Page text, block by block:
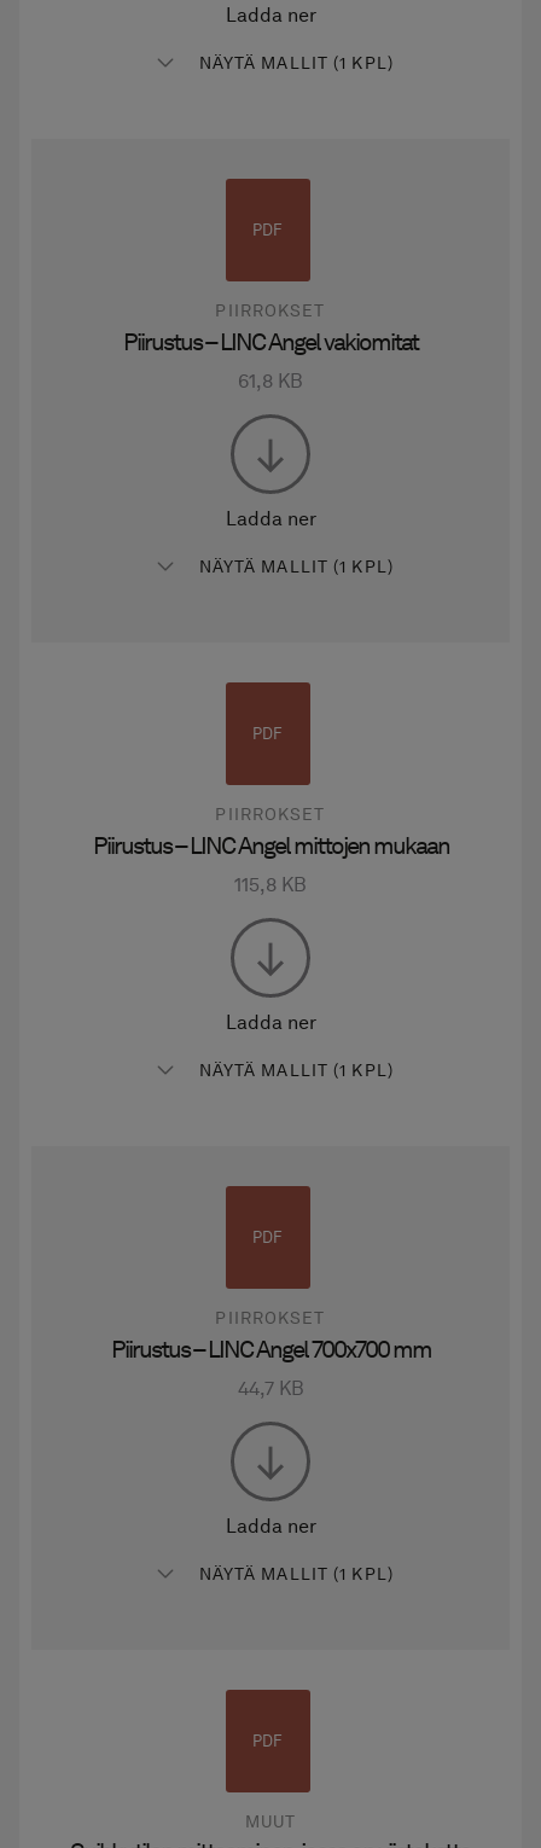
Ladda ner
NÄYTÄ MALLIT (1 KPL)
PDF
PIIRROKSET
Piirustus – LINC Angel vakiomitat
61,8 KB
Ladda ner
NÄYTÄ MALLIT (1 KPL)
PDF
PIIRROKSET
Piirustus – LINC Angel mittojen mukaan
115,8 KB
Ladda ner
NÄYTÄ MALLIT (1 KPL)
PDF
PIIRROKSET
Piirustus – LINC Angel 700x700 mm
44,7 KB
Ladda ner
NÄYTÄ MALLIT (1 KPL)
PDF
MUUT